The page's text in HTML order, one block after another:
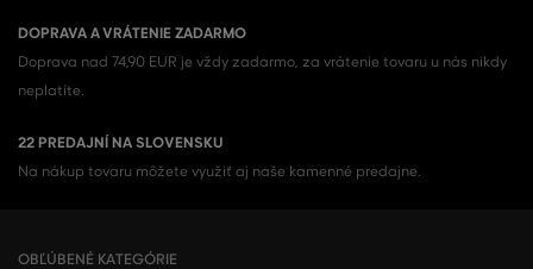
DOPRAVA A VRÁTENIE ZADARMO
Doprava nad 74,90 EUR je vždy zadarmo, za vrátenie tovaru u nás nikdy
neplatíte.
22 PREDAJNÍ NA SLOVENSKU
Na nákup tovaru môžete využiť aj naše kamenné predajne.
OBĽÚBENÉ KATEGÓRIE